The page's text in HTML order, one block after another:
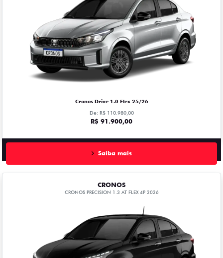
Cronos Drive 1.0 Flex 25/26
De: R$ 110.980,00
R$ 91.900,00
Saiba mais
CRONOS
CRONOS PRECISION 1.3 AT FLEX 4P 2026